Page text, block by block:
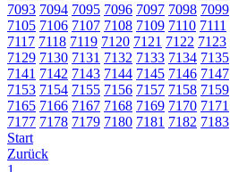
7093 7094 7095 7096 7097 7098 7099
7105 7106 7107 7108 7109 7110 7111
7117 7118 7119 7120 7121 7122 7123
7129 7130 7131 7132 7133 7134 7135
7141 7142 7143 7144 7145 7146 7147
7153 7154 7155 7156 7157 7158 7159
7165 7166 7167 7168 7169 7170 7171
7177 7178 7179 7180 7181 7182 7183
Start
Zurück